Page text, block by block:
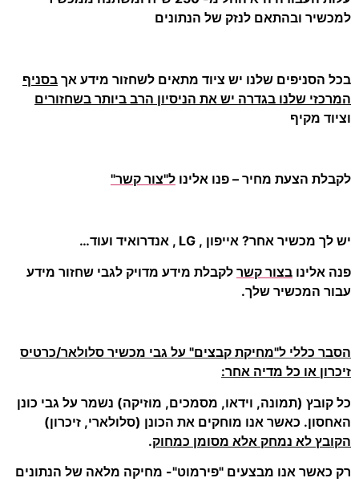
למכשיר ובהתאם לנזק של הנתונים
בכל הסניפים שלנו יש ציוד מתאים לשחזור מידע אך בסניף
המרכזי שלנו בגדרה יש את הניסיון הרב ביותר בשחזורים
וציוד מקיף
לקבלת הצעת מחיר – פנו אלינו ל"צור קשר"
יש לך מכשיר אחר? אייפון , LG , אנדרואיד ועוד…
פנה אלינו בצור קשר לקבלת מידע מדויק לגבי שחזור מידע
עבור המכשיר שלך.
הסבר כללי ל"מחיקת קבצים" על גבי מכשיר סלולאר/כרטיס
זיכרון או כל מדיה אחר:
כל קובץ (תמונה, וידאו, מסמכים, מוזיקה) נשמר על גבי כונן
האחסון. כאשר אנו מוחקים את הכונן (סלולארי, זיכרון)
הקובץ לא נמחק אלא מסומן כמחוק.
רק כאשר אנו מבצעים "פירמוט"- מחיקה מלאה של הנתונים